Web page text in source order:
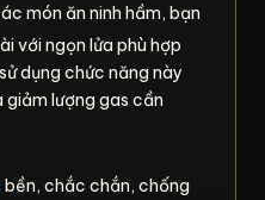
món ăn ninh hầm, bạn
với ngọn lửa phù hợp
dụng chức năng này
giảm lượng gas cần
bền, chắc chắn, chống